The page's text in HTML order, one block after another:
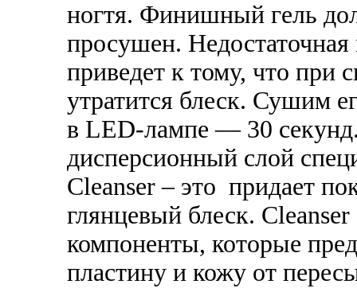
ногтя. Финишный гель
просушен. Недостаточная
приведет к тому, что при
утратится блеск. Сушим
в LED-лампе — 30
дисперсионный слой
Cleanser – это придает
глянцевый блеск.
компоненты, которые
пластину и кожу от